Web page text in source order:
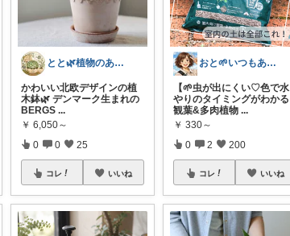
とと🌿植物のある暮らし
かわいい北欧デザインの植
木鉢🌿 デンマーク生まれの
BERGS...
￥ 6,050～
0 0 25
コレ いいね
おと🌱いつもありがとう😊
【🌱虫が出にくい♡色で水
やりのタイミングがわかる
観葉&多肉植物 ...
￥ 330～
0 2 200
コレ いいね